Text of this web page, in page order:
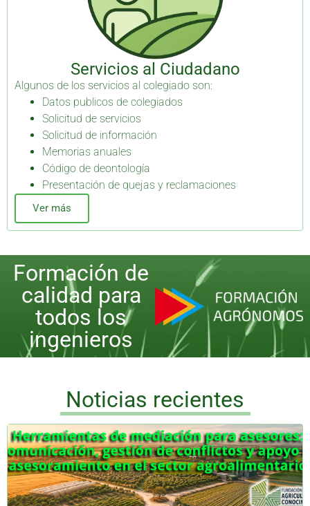
Servicios al Ciudadano
Algunos de los servicios al colegiado son:
Datos publicos de colegiados
Solicitud de servicios
Solicitud de información
Memorias anuales
Código de deontología
Presentación de quejas y reclamaciones
Ver más
Formación de
calidad para
todos los
ingenieros
Noticias recientes